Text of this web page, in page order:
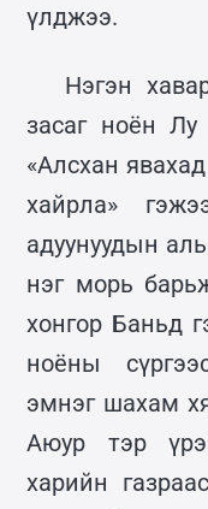
үлджээ.
Нэгэн
засаг ноён
«Алсхан
хайрла»
адуунуудын
нэг морь
хонгор Баньд
ноёны
эмнэг шахам
Аюур тэр
харийн